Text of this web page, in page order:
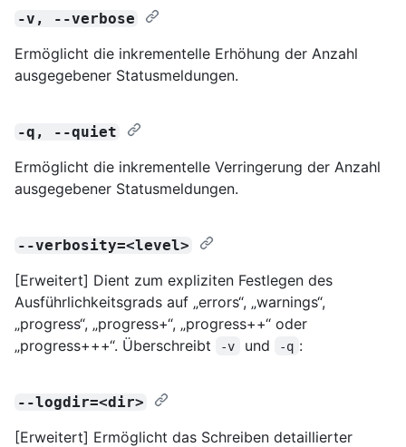
-v, --verbose
Ermöglicht die inkrementelle Erhöhung der Anzahl
ausgegebener Statusmeldungen.
-q, --quiet
Ermöglicht die inkrementelle Verringerung der Anzahl
ausgegebener Statusmeldungen.
--verbosity=<level>
[Erweitert] Dient zum expliziten Festlegen des
Ausführlichkeitsgrads auf „errors“, „warnings“,
„progress“, „progress+“, „progress++“ oder
„progress+++“. Überschreibt
-v und -q :
--logdir=<dir>
[Erweitert] Ermöglicht das Schreiben detaillierter